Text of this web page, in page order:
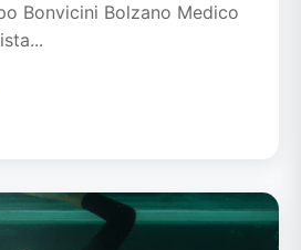
Bonvicini Bolzano Medico